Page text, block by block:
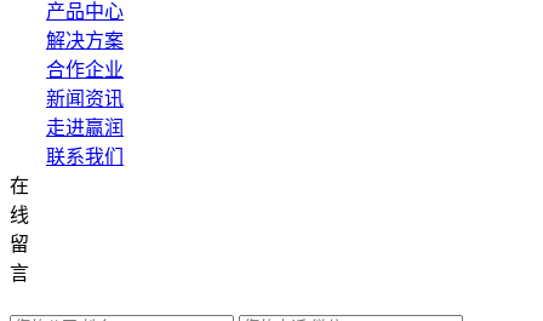
产品中心
解决方案
合作企业
新闻资讯
走进赢润
联系我们
在
线
留
言